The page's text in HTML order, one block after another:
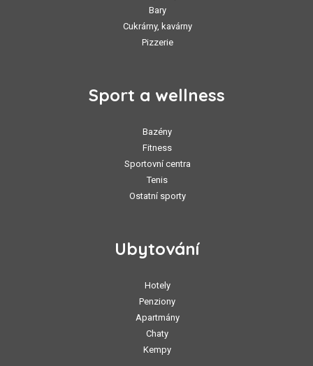
Bary
Cukrárny, kavárny
Pizzerie
Sport a wellness
Bazény
Fitness
Sportovní centra
Tenis
Ostatní sporty
Ubytování
Hotely
Penziony
Apartmány
Chaty
Kempy